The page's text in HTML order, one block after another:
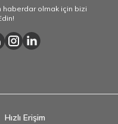
haberdar olmak için bizi
Hızlı Erişim